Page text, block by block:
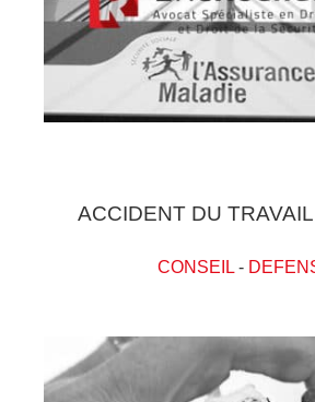
ACCIDENT DU
CONSEIL-